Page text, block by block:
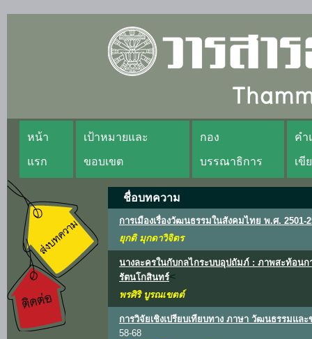
หน้า
แรก
เป้าหมายและ
ขอบเขต
กอง
บรรณาธิการ
คำ
เขี
ชื่อบทความ
การเมืองเรื่องวัฒนธรรมในสังคมไทย พ.ศ. 2501-
ยุกติ มุกดาวิจิตร
นางละครในกับกลไกระบบอุปถัมภ์ : ภาพสะท้อนก
รัตนโกสินทร์<
พรศิริ บูรณเขตต์
การวิจัยเชิงเปรียบเทียบทาง ภาษา วัฒนธรรมแล
58-68